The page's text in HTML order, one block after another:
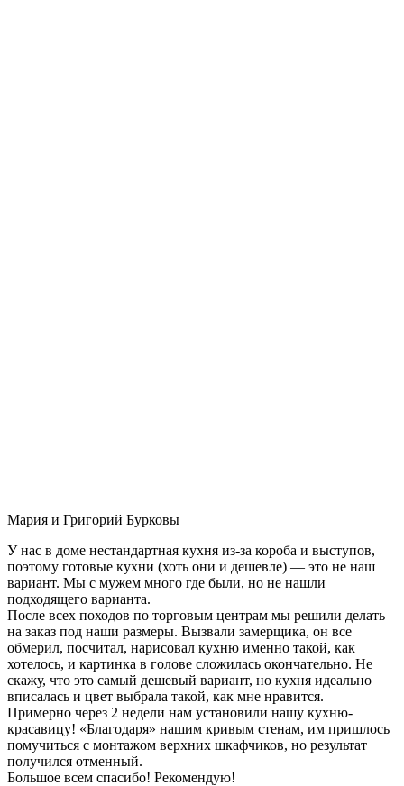
Мария и Григорий Бурковы
У нас в доме нестандартная кухня из-за короба и выступов,
поэтому готовые кухни (хоть они и дешевле) — это не наш
вариант. Мы с мужем много где были, но не нашли
подходящего варианта.
После всех походов по торговым центрам мы решили делать
на заказ под наши размеры. Вызвали замерщика, он все
обмерил, посчитал, нарисовал кухню именно такой, как
хотелось, и картинка в голове сложилась окончательно. Не
скажу, что это самый дешевый вариант, но кухня идеально
вписалась и цвет выбрала такой, как мне нравится.
Примерно через 2 недели нам установили нашу кухню-
красавицу! «Благодаря» нашим кривым стенам, им пришлось
помучиться с монтажом верхних шкафчиков, но результат
получился отменный.
Большое всем спасибо! Рекомендую!